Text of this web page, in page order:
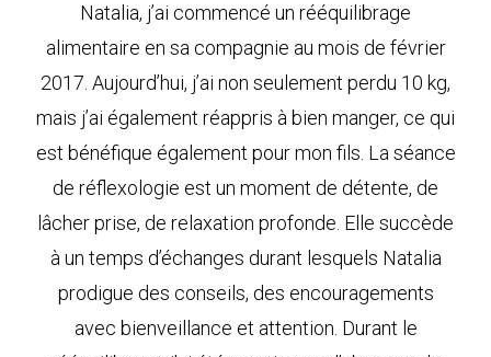
Natalia, j’ai commencé un rééquilibrage
alimentaire en sa compagnie au mois de février
2017. Aujourd’hui, j’ai non seulement perdu 10 kg,
mais j’ai également réappris à bien manger, ce qui
est bénéfique également pour mon fils. La séance
de réflexologie est un moment de détente, de
lâcher prise, de relaxation profonde. Elle succède
à un temps d’échanges durant lesquels Natalia
prodigue des conseils, des encouragements
avec bienveillance et attention. Durant le